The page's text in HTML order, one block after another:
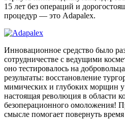
15 лет без операций и
процедур — это Adapalex.
Инновационное средство было
сотрудничестве с ведущими
оно тестировалось на
результаты: восстановление
мимических и глубоких морщин
настоящая революция в области
безоперационного омоложения!
смысле помогает повернуть время